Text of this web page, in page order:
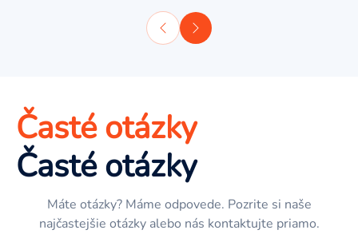
Časté otázky
Časté otázky
Máte otázky? Máme odpovede. Pozrite si naše
najčastejšie otázky alebo nás kontaktujte priamo.